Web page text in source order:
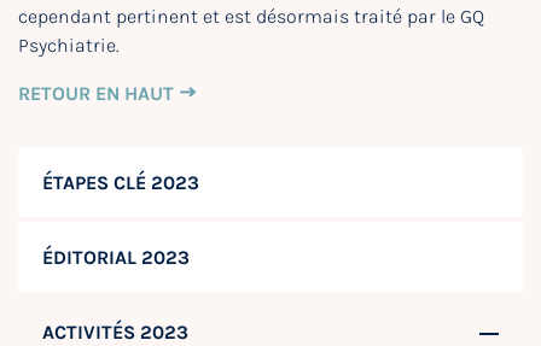
ÉTAPES CLÉ 2023
ÉDITORIAL 2023
ACTIVITÉS 2023
cependant pertinent et est désormais traité par le GQ
Psychiatrie.
RETOUR EN HAUT